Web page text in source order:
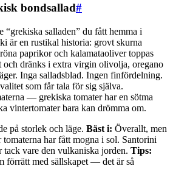
bondsallad#
“grekiska salladen” du fått hemma i
är en rustikal historia: grovt skurna
paprikor och kalamataoliver toppas
och dränks i extra virgin olivolja, oregano
Inga salladsblad. Ingen finfördelning.
som får tala för sig själva.
— grekiska tomater har en sötma
vintertomater bara kan drömma om.
på storlek och läge. Bäst i: Överallt, men
tomaterna har fått mogna i sol. Santorini
tack vare den vulkaniska jorden. Tips:
förrätt med sällskapet — det är så